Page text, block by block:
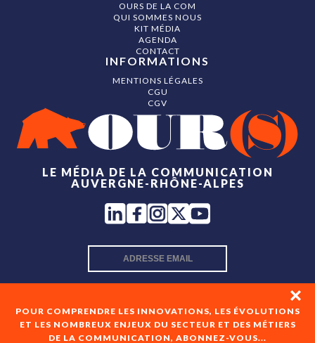
POUR COMPRENDRE LES INNOVATIONS, LES ÉVOLUTIONS
ET LES NOMBREUX ENJEUX DU SECTEUR ET DES MÉTIERS
DE LA COMMUNICATION, ABONNEZ-VOUS...
LE MÉDIA DE LA COMMUNICATION
AUVERGNE-RHÔNE-ALPES
En cochant cette case, je consens à recevoir les newsletters
OURS DE LA COM
QUI SOMMES NOUS
KIT MÉDIA
AGENDA
CONTACT
INFORMATIONS
MENTIONS LÉGALES
CGU
CGV